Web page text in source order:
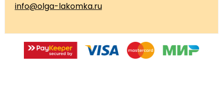
info@olga-lakomka.ru